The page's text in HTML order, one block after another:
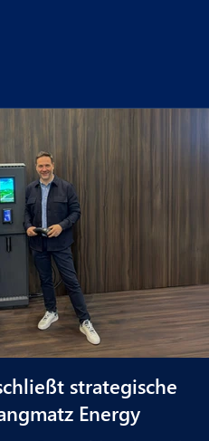
strategische
Energy